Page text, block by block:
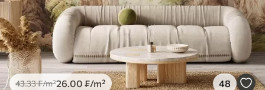
43.33₣/m²26 .00 ₣/m² 48